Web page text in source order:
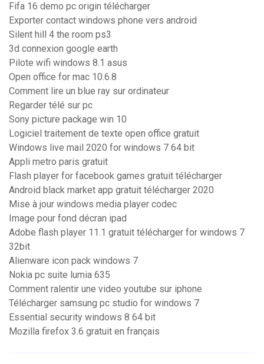
Fifa 16 demo pc origin télécharger
Exporter contact windows phone vers android
Silent hill 4 the room ps3
3d connexion google earth
Pilote wifi windows 8.1 asus
Open office for mac 10.6.8
Comment lire un blue ray sur ordinateur
Regarder télé sur pc
Sony picture package win 10
Logiciel traitement de texte open office gratuit
Windows live mail 2020 for windows 7 64 bit
Appli metro paris gratuit
Flash player for facebook games gratuit télécharger
Android black market app gratuit télécharger 2020
Mise à jour windows media player codec
Image pour fond décran ipad
Adobe flash player 11.1 gratuit télécharger for windows 7
32bit
Alienware icon pack windows 7
Nokia pc suite lumia 635
Comment ralentir une video youtube sur iphone
Télécharger samsung pc studio for windows 7
Essential security windows 8 64 bit
Mozilla firefox 3.6 gratuit en français